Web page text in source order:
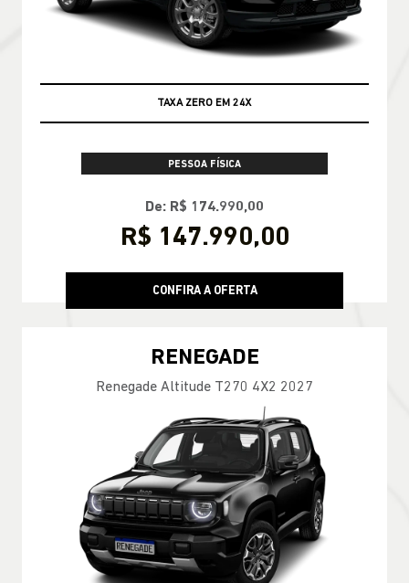
TAXA ZERO EM 24X
PESSOA FÍSICA
De: R$ 174.990,00
R$ 147.990,00
CONFIRA A OFERTA
RENEGADE
Renegade Altitude T270 4X2 2027